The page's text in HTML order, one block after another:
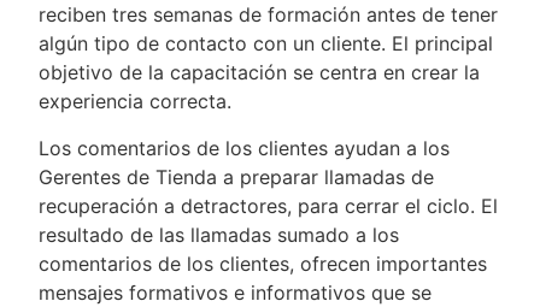
reciben tres semanas de formación antes de tener
algún tipo de contacto con un cliente. El principal
objetivo de la capacitación se centra en crear la
experiencia correcta.
Los comentarios de los clientes ayudan a los
Gerentes de Tienda a preparar llamadas de
recuperación a detractores, para cerrar el ciclo. El
resultado de las llamadas sumado a los
comentarios de los clientes, ofrecen importantes
mensajes formativos e informativos que se